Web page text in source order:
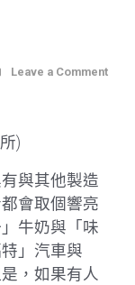
Leave a Comment
)
與其他製造
會取個響亮
牛奶與「味
」汽車與
，如果有人